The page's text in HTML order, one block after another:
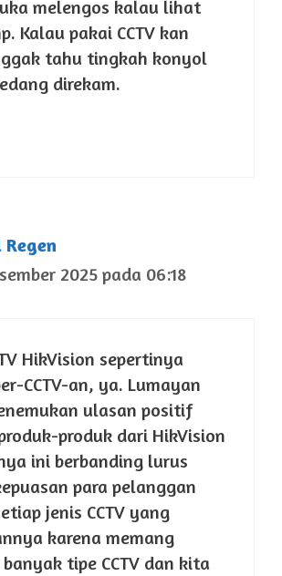
melengos kalau lihat
Kalau pakai CCTV kan
tahu tingkah konyol
direkam.
2025 pada 06:18
HikVision sepertinya
CCTV-an, ya. Lumayan
ulasan positif
produk dari HikVision
ini berbanding lurus
para pelanggan
jenis CCTV yang
karena memang
tipe CCTV dan kita